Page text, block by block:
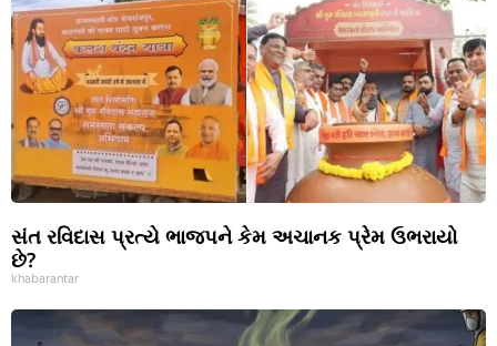
સંત રવિદાસ પ્રત્યે ભાજપને કેમ અચાનક પ્રેમ ઉભરાયો
છે?
khabarantar